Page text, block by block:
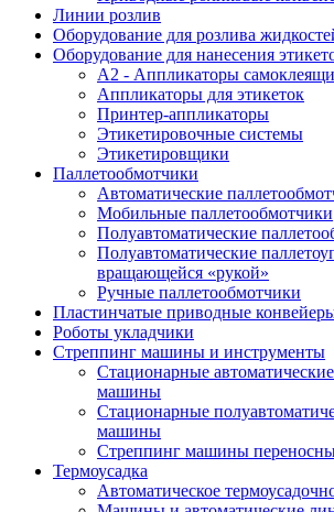
Линии розлив
Оборудование для розлива
Оборудование для нанесения
А2 - Аппликаторы
Аппликаторы для этикеток
Принтер-аппликаторы
Этикетировочные системы
Этикетировщики
Паллетообмотчики
Автоматические
Мобильные паллетообмотчики
Полуавтоматические
Полуавтоматические
вращающейся «рукой»
Ручные паллетообмотчики
Пластинчатые приводные
Роботы укладчики
Стреппинг машины и инструменты
Стационарные
машины
Стационарные
машины
Стреппинг машины
Термоусадка
Автоматическое